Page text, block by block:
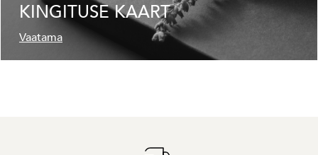
KINGITUSE KAART
Vaatama